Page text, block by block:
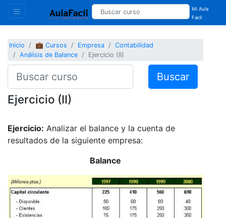
Mi Aula
Facil
Inicio 💼 Cursos Empresa
Contabilidad
Análisis de Balance
Ejercicio (II)
Buscar
Ejercicio (II)
Ejercicio: Analizar el balance y la cuenta de
resultados de la siguiente empresa:
Balance